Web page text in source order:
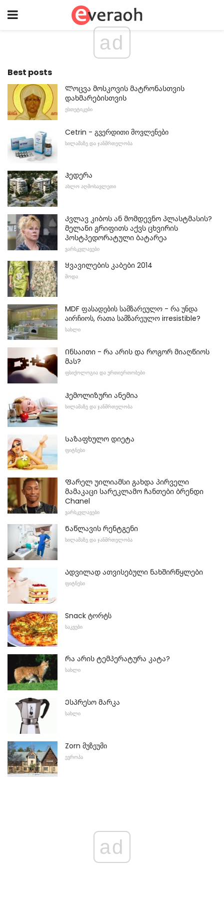
ad
Best posts
Ლოცვა მოსკოვის მატრონასთვის
დახმარებისთვის
ᲔᲡᲗᲔᲢᲘᲙᲔᲑᲘ
Cetrin - გვერდითი მოვლენები
ᲡᲘᲚᲐᲛᲐᲖᲔ ᲓᲐ ᲯᲐᲜᲛᲠᲗᲔᲚᲝᲑᲐ
Ჰედერა
ᲐᲮᲚᲝ ᲐᲦᲛᲝᲡᲐᲕᲚᲔᲗᲘ
Კვლავ კიბოს ან მომდევნო პლასტმასის?
მელანი გრიფითს აქვს ცხვირის
პოსტპედორატული ბატარეა
ᲕᲐᲠᲡᲙᲕᲚᲐᲕᲔᲑᲘ
Ყვავილების კაბები 2014
ᲛᲝᲓᲐ
MDF ფასადების სამზარეულო - რა უნდა
აირჩიოს, რათა სამზარეულო irresistible?
ᲡᲐᲮᲚᲘ
Ინსაითი - რა არის და როგორ მიაღწიოს
მას?
ᲤᲡᲘᲥᲝᲚᲝᲒᲘᲐ ᲓᲐ ᲣᲠᲗᲘᲔᲠᲗᲝᲑᲔᲑᲘ
Ჰემოლიზური ანემია
ᲡᲘᲚᲐᲛᲐᲖᲔ ᲓᲐ ᲯᲐᲜᲛᲠᲗᲔᲚᲝᲑᲐ
Საზაფხულო დიეტა
ᲤᲘᲢᲜᲔᲡᲘ
Ფარელ უილიამსი გახდა პირველი
მამაკაცი სარეკლამო ჩანთები ბრენდი
Chanel
ᲕᲐᲠᲡᲙᲕᲚᲐᲕᲔᲑᲘ
Ნაწლავის რენტგენი
ᲡᲘᲚᲐᲛᲐᲖᲔ ᲓᲐ ᲯᲐᲜᲛᲠᲗᲔᲚᲝᲑᲐ
Ადვილად ათვისებული ნახშირწყლები
ᲤᲘᲢᲜᲔᲡᲘ
Snack ტორტს
ᲡᲐᲙᲕᲔᲑᲘ
Რა არის ტემპერატურა კატა?
ᲡᲐᲮᲚᲘ
Ესპრესო მარკა
ᲡᲐᲮᲚᲘ
Zorn მუზეუმი
ᲔᲕᲠᲝᲞᲐ
ad